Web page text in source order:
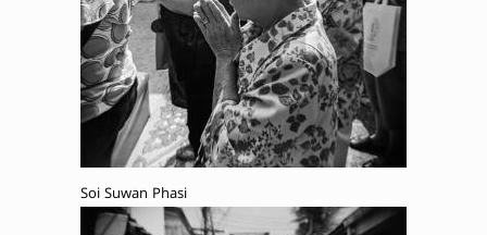
Soi Suwan Phasi